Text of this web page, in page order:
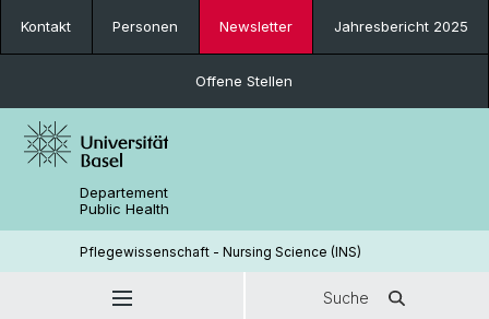
Kontakt Personen Newsletter Jahresbericht 2025
Offene Stellen
Departement
Public Health
Pflegewissenschaft - Nursing Science (INS)
Suche